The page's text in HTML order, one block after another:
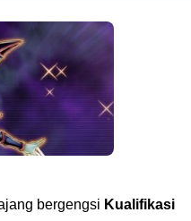
bergengsi Kualifikasi